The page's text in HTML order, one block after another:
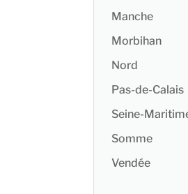
Manche
Morbihan
Nord
Pas-de-Calais
Seine-
Somme
Vendée